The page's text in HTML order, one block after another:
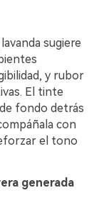
sugiere
y rubor
El tinte
fondo detrás
con
el tono
generada